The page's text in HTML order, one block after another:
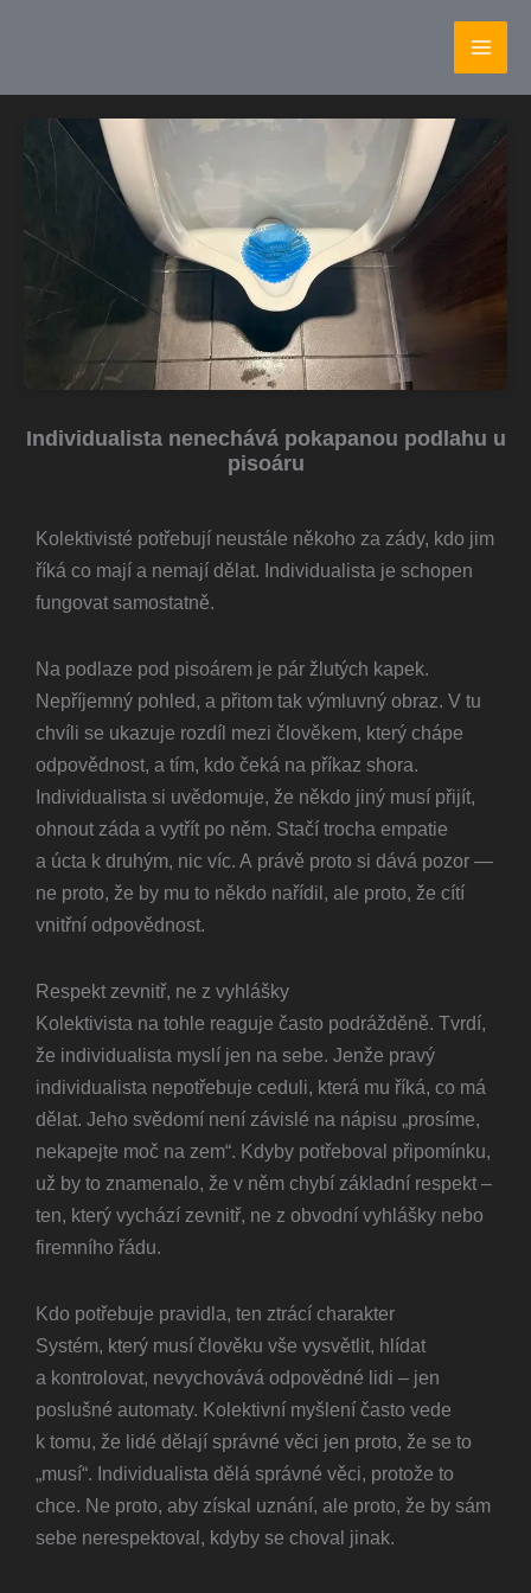
Individualista nenechává pokapanou podlahu u
pisoáru
Kolektivisté potřebují neustále někoho za zády, kdo jim
říká co mají a nemají dělat. Individualista je schopen
fungovat samostatně.
Na podlaze pod pisoárem je pár žlutých kapek.
Nepříjemný pohled, a přitom tak výmluvný obraz. V tu
chvíli se ukazuje rozdíl mezi člověkem, který chápe
odpovědnost, a tím, kdo čeká na příkaz shora.
Individualista si uvědomuje, že někdo jiný musí přijít,
ohnout záda a vytřít po něm. Stačí trocha empatie
a úcta k druhým, nic víc. A právě proto si dává pozor —
ne proto, že by mu to někdo nařídil, ale proto, že cítí
vnitřní odpovědnost.
Respekt zevnitř, ne z vyhlášky
Kolektivista na tohle reaguje často podrážděně. Tvrdí,
že individualista myslí jen na sebe. Jenže pravý
individualista nepotřebuje ceduli, která mu říká, co má
dělat. Jeho svědomí není závislé na nápisu „prosíme,
nekapejte moč na zem“. Kdyby potřeboval připomínku,
už by to znamenalo, že v něm chybí základní respekt –
ten, který vychází zevnitř, ne z obvodní vyhlášky nebo
firemního řádu.
Kdo potřebuje pravidla, ten ztrácí charakter
Systém, který musí člověku vše vysvětlit, hlídat
a kontrolovat, nevychovává odpovědné lidi – jen
poslušné automaty. Kolektivní myšlení často vede
k tomu, že lidé dělají správné věci jen proto, že se to
„musí“. Individualista dělá správné věci, protože to
chce. Ne proto, aby získal uznání, ale proto, že by sám
sebe nerespektoval, kdyby se choval jinak.